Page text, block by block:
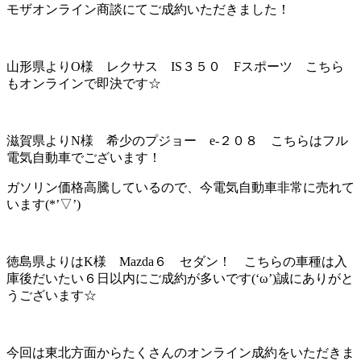
モザオンライン商談にてご成約いただきました！
山形県よりO様 レクサス IS３５０ Fスポーツ こちら
もオンラインで即決です☆
滋賀県よりN様 希少のプジョー e-２０８ こちらはフル
電気自動車でございます！
ガソリン価格高騰しているので、今電気自動車非常に売れて
います(*’▽’)
徳島県よりはK様 Mazda６ セダン！ こちらの車種は入
庫後だいたい６日以内にご成約が多いです(‘ω’)誠にありがと
うございます☆
今回は東北方面からたくさんのオンライン成約をいただきま